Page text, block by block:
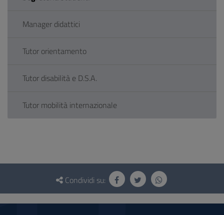
Manager didattici
Tutor orientamento
Tutor disabilità e D.S.A.
Tutor mobilità internazionale
Questionario
social
Condividi su: